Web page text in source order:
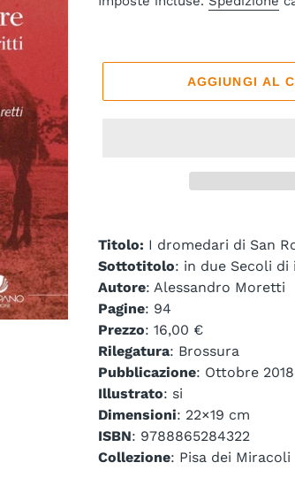
AGGIUNGI AL
Titolo: I dromedari di San
Sottotitolo: in due Secoli
Autore: Alessandro Moretti
Pagine: 94
Prezzo: 16,00 €
Rilegatura: Brossura
Pubblicazione: Ottobre 2018
Illustrato: si
Dimensioni: 22×19 cm
ISBN: 9788865284322
Collezione: Pisa dei Miracoli